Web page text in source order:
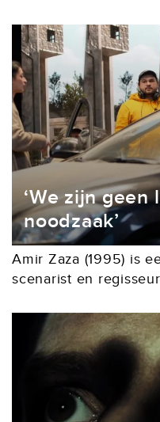
‘We zijn geen
noodzaak’
Amir Zaza (1995) is
scenarist en
met It Will Rain, een
broers, die